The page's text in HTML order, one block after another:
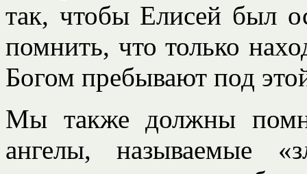
так, чтобы Елисей был
помнить, что только
Богом пребывают под
Мы также должны
ангелы, называемые